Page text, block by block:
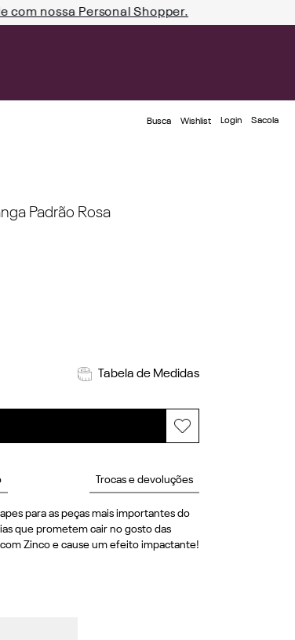
com nossa Personal Shopper.
Busca Wishlist Login
Padrão Rosa
Tabela de Medidas
Trocas e devoluções
para as peças mais importantes do
que prometem cair no gosto das
Zinco e cause um efeito impactante!